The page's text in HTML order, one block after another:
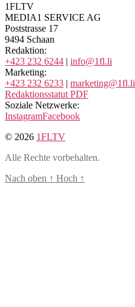
1FLTV
MEDIA1 SERVICE AG
Poststrasse 17
9494 Schaan
Redaktion:
+423 232 6244 | info@1fl.li
Marketing:
+423 232 6233 | marketing@1fl.li
Redaktionsstatut PDF
Soziale Netzwerke:
InstagramFacebook
© 2026 1FLTV
Alle Rechte vorbehalten.
Nach oben ↑ Hoch ↑